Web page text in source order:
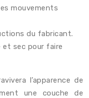
mouvements
du fabricant.
sec pour faire
l’apparence de
une couche de